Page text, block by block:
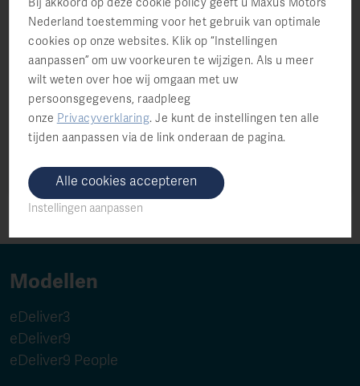
wij telefonisch contact met u opnemen kan
dit gesprek worden opgenomen voor
kwaliteitsverbeteringsdoeleinden.
Ja ik wil graag op de hoogte blijven van nieuws
en aanbiedingen vanuit Maxus
Modellen
eDeliver3
eDeliver9
eDeliver9 People
Nederland toestemming voor het gebruik van optimale
cookies op onze websites. Klik op “Instellingen
aanpassen” om uw voorkeuren te wijzigen. Als u meer
wilt weten over hoe wij omgaan met uw
persoonsgegevens, raadpleeg
onze Privacyverklaring. Je kunt de instellingen ten alle
tijden aanpassen via de link onderaan de pagina.
Alle cookies accepteren
Instellingen aanpassen